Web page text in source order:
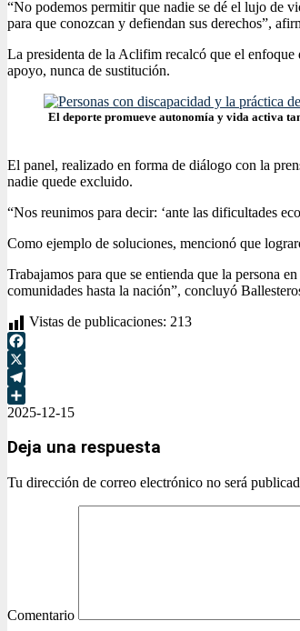
“No podemos permitir que nadie se dé el lujo de
para que conozcan y defiendan sus derechos”,
La presidenta de la Aclifim recalcó que el enfoque
apoyo, nunca de sustitución.
El deporte promueve autonomía y vida activa
El panel, realizado en forma de diálogo con la
nadie quede excluido.
“Nos reunimos para decir: ‘ante las dificultades
Como ejemplo de soluciones, mencionó que
Trabajamos para que se entienda que la persona
comunidades hasta la nación”, concluyó
Vistas de publicaciones: 213
Facebook
X
Telegram
Compartir
2025-12-15
Deja una respuesta
Tu dirección de correo electrónico no será
Comentario